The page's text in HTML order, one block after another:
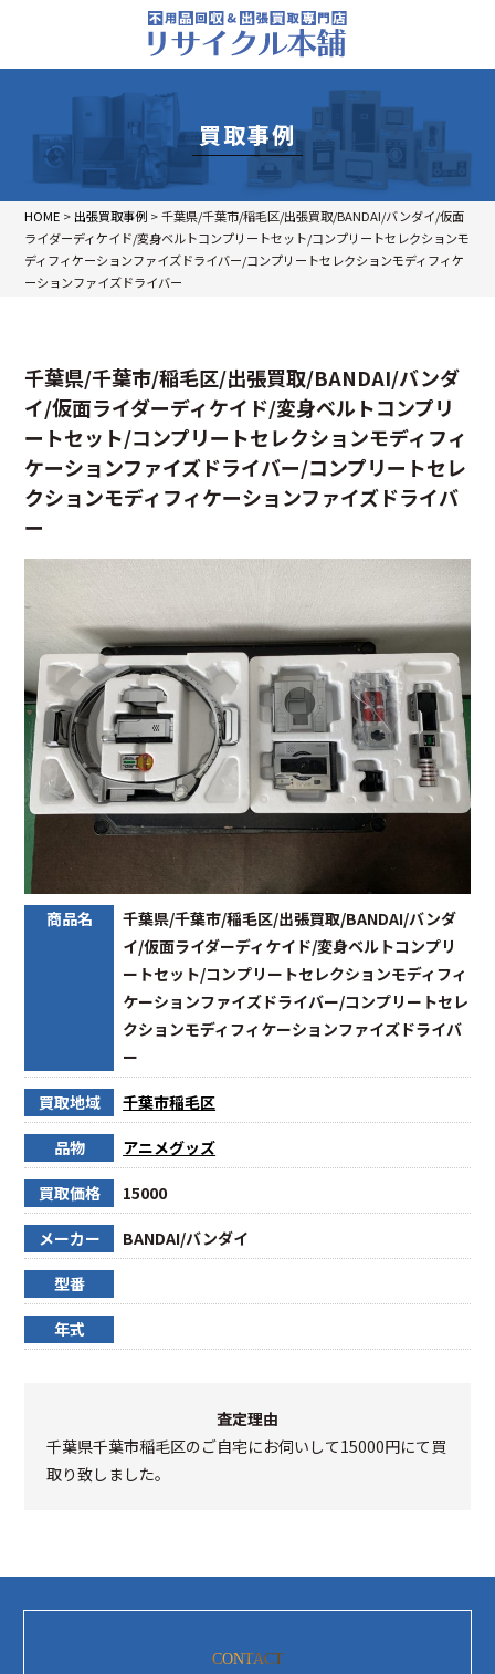
買取事例
HOME > 出張買取事例 >千葉県/千葉市/稲毛区/出張買取/BANDAI/バンダイ/仮面
ライダーディケイド/変身ベルトコンプリートセット/コンプリートセレクションモ
ディフィケーションファイズドライバー/コンプリートセレクションモディフィケ
ーションファイズドライバー
千葉県/千葉市/稲毛区/出張買取/BANDAI/バンダ
イ/仮面ライダーディケイド/変身ベルトコンプリ
ートセット/コンプリートセレクションモディフィ
ケーションファイズドライバー/コンプリートセレ
クションモディフィケーションファイズドライバ
ー
商品名
千葉県/千葉市/稲毛区/出張買取/BANDAI/バンダ
イ/仮面ライダーディケイド/変身ベルトコンプリ
ートセット/コンプリートセレクションモディフィ
ケーションファイズドライバー/コンプリートセレ
クションモディフィケーションファイズドライバ
ー
買取地域 千葉市稲毛区
品物 アニメグッズ
買取価格 15000
メーカー BANDAI/バンダイ
型番
年式
査定理由
千葉県千葉市稲毛区のご自宅にお伺いして15000円にて買
取り致しました。
CONTACT